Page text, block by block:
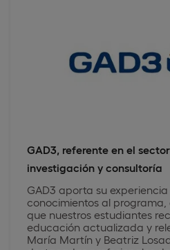
GAD3, referente en el
investigación y consultoría
GAD3 aporta su experiencia
conocimientos al
que nuestros estudiantes
educación actualizada y
María Martín y Beatriz